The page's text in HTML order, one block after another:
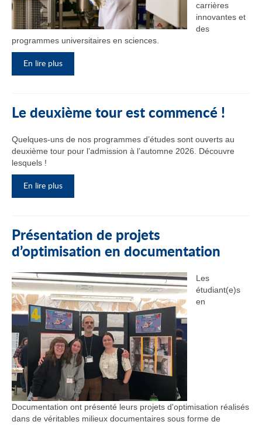
carrières
innovantes et
des
programmes universitaires en sciences.
En lire plus
Le deuxième tour est commencé !
Quelques-uns de nos programmes d’études sont ouverts au
deuxième tour pour l’admission à l’automne 2026. Découvre
lesquels !
En lire plus
Présentation de projets
d’optimisation en documentation
Les
étudiant(e)s
en
Documentation ont présenté leurs projets d'optimisation réalisés
dans de véritables milieux documentaires sous forme de